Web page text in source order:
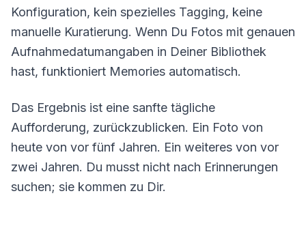
Konfiguration, kein spezielles Tagging, keine
manuelle Kuratierung. Wenn Du Fotos mit genauen
Aufnahmedatumangaben in Deiner Bibliothek
hast, funktioniert Memories automatisch.
Das Ergebnis ist eine sanfte tägliche
Aufforderung, zurückzublicken. Ein Foto von
heute von vor fünf Jahren. Ein weiteres von vor
zwei Jahren. Du musst nicht nach Erinnerungen
suchen; sie kommen zu Dir.